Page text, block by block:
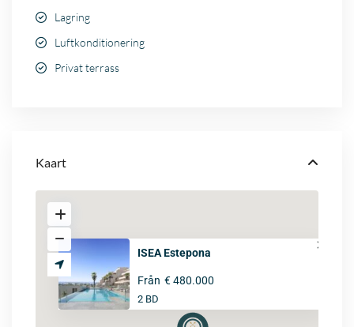
Lagring
Luftkonditionering
Privat terrass
Kaart
ISEA Estepona
Från € 480.000
2 BD